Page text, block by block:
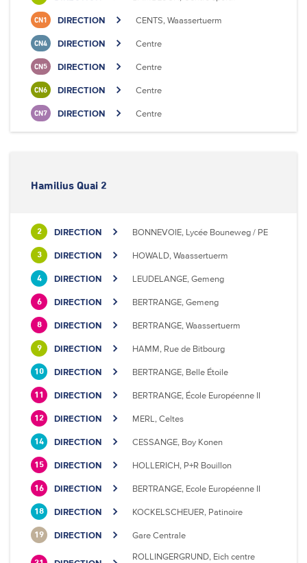
CN1 DIRECTION CENTS, Waassertuerm
CN4 DIRECTION Centre
CN5 DIRECTION Centre
CN6 DIRECTION Centre
CN7 DIRECTION Centre
Hamilius Quai 2
2 DIRECTION BONNEVOIE, Lycée Bouneweg / PE
3 DIRECTION HOWALD, Waassertuerm
4 DIRECTION LEUDELANGE, Gemeng
6 DIRECTION BERTRANGE, Gemeng
8 DIRECTION BERTRANGE, Waassertuerm
9 DIRECTION HAMM, Rue de Bitbourg
10 DIRECTION BERTRANGE, Belle Étoile
11 DIRECTION BERTRANGE, École Européenne II
12 DIRECTION MERL, Celtes
14 DIRECTION CESSANGE, Boy Konen
15 DIRECTION HOLLERICH, P+R Bouillon
16 DIRECTION BERTRANGE, Ecole Européenne II
18 DIRECTION KOCKELSCHEUER, Patinoire
19 DIRECTION Gare Centrale
ROLLINGERGRUND, Eich centre